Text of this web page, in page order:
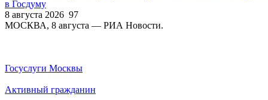
в Госдуму
8 августа 2026 97
МОСКВА, 8 августа — РИА Новости.
Госуслуги Москвы
Активный гражданин